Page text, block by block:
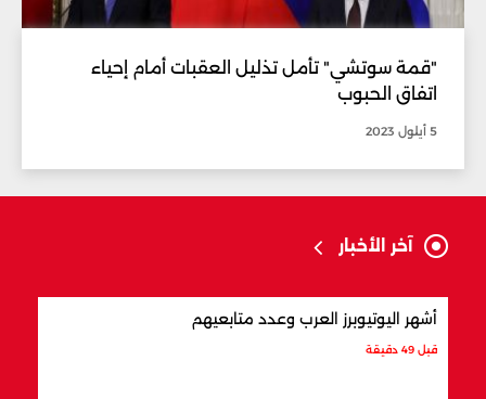
"قمة سوتشي" تأمل تذليل العقبات أمام إحياء
اتفاق الحبوب
5 أيلول 2023
آخر الأخبار
أشهر اليوتيوبرز العرب وعدد متابعيهم
قبل 49 دقيقة